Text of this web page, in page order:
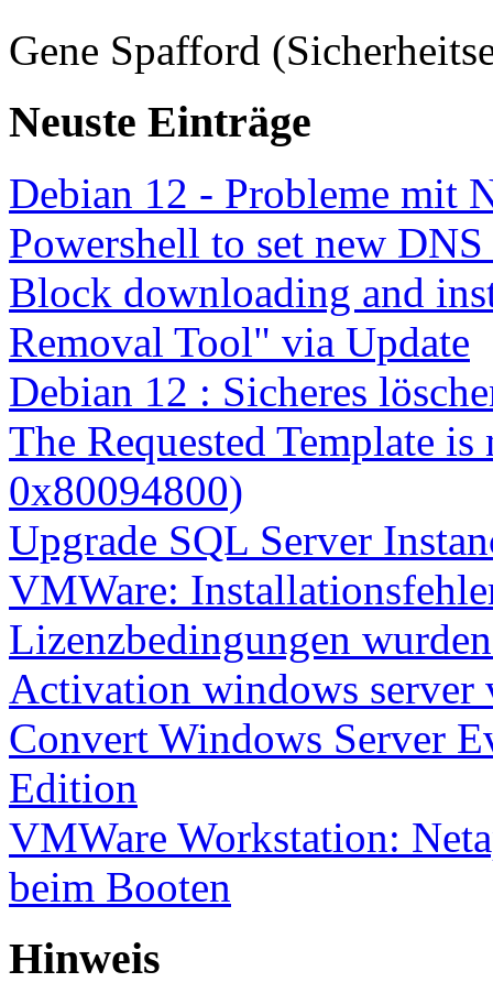
Gene Spafford
Neuste Einträge
Debian 12 - Probleme mit
Powershell to set new
Block downloading and
Removal Tool" via Update
Debian 12 : Sicheres
The Requested Template
0x80094800)
Upgrade SQL Server
VMWare:
Lizenzbedingungen
Activation windows server
Convert Windows Server
Edition
VMWare Workstation:
beim Booten
Hinweis